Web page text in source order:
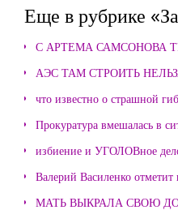
Еще в рубрике
С АРТЕМА САМСОНОВА
АЭС ТАМ СТРОИТЬ
что известно о страшной
Прокуратура вмешалась в
избиение и УГОЛОВное
Валерий Василенко
МАТЬ ВЫКРАЛА СВОЮ